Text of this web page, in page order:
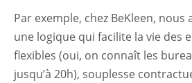
Par exemple, chez BeKleen, nous
une logique qui facilite la vie des
flexibles (oui, on connaît les
jusqu’à 20h), souplesse